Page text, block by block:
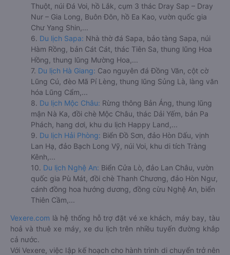
Thuột, núi Đá Voi, hồ Lắk, cụm 3 thác Dray Sap – Dray
Nur – Gia Long, Buôn Đôn, hồ Ea Kao, vườn quốc gia
Chư Yang Shin,...
6. Du lịch Sapa: Nhà thờ đá Sapa, bảo tàng Sapa, núi
Hàm Rồng, bản Cát Cát, thác Tiên Sa, thung lũng Hoa
Hồng, thung lũng Mường Hoa,...
7. Du lịch Hà Giang: Cao nguyên đá Đồng Văn, cột cờ
Lũng Cú, đèo Mã Pí Lèng, thung lũng Sủng Là, làng văn
hóa Lũng Cẩm,...
8. Du lịch Mộc Châu: Rừng thông Bản Áng, thung lũng
mận Nà Ka, đồi chè Mộc Châu, thác Dải Yếm, bản Pa
Phách, hang dơi, khu du lịch Happy Land,...
9. Du lịch Hải Phòng: Biển Đồ Sơn, đảo Hòn Dấu, vịnh
Lan Hạ, đảo Bạch Long Vỹ, núi Voi, khu di tích Tràng
Kênh,...
10. Du lịch Nghệ An: Biển Cửa Lò, đảo Lan Châu, vườn
quốc gia Pù Mát, đồi chè Thanh Chương, đảo Hòn Ngư,
cánh đồng hoa hướng dương, đồng cừu Nghệ An, biển
Thiên Cầm,...
Vexere.com là hệ thống hỗ trợ đặt vé xe khách, máy bay, tàu
hoả và thuê xe máy, xe du lịch trên nhiều tuyến đường khắp
cả nước.
Với Vexere, việc lập kế hoạch cho hành trình di chuyển trở nên